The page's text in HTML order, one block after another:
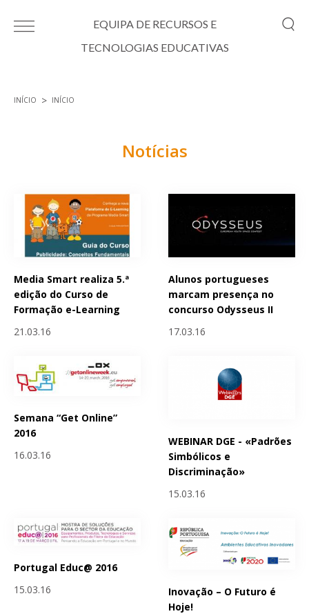
EQUIPA DE RECURSOS E
TECNOLOGIAS EDUCATIVAS
INÍCIO INÍCIO
Notícias
Media Smart realiza 5.ª
edição do Curso de
Formação e-Learning
21.03.16
Alunos portugueses
marcam presença no
concurso Odysseus II
17.03.16
Semana “Get Online”
2016
16.03.16
WEBINAR DGE - «Padrões
Simbólicos e
Discriminação»
15.03.16
Portugal Educ@ 2016
15.03.16
Inovação – O Futuro é
Hoje!
Páginas